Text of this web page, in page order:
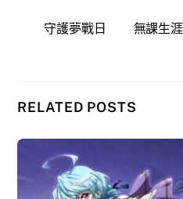
守護夢戰日 無課生
RELATED POSTS